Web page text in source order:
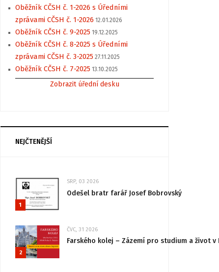
Oběžník CČSH č. 1-2026 s Úředními
zprávami CČSH č. 1-2026 12.01.2026
Oběžník CČSH č. 9-2025 19.12.2025
Oběžník CČSH č. 8-2025 s Úředními
zprávami CČSH č. 3-2025 27.11.2025
Oběžník CČSH č. 7-2025 13.10.2025
Zobrazit úřední desku
NEJČTENĚJŠÍ
1
SRP, 03 2026
Odešel bratr farář Josef Bobrovský
2
ČVC, 31 2026
Farského kolej – Zázemí pro studium a život v